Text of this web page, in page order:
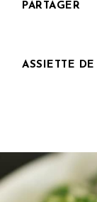
PARTAGER
ASSIETTE